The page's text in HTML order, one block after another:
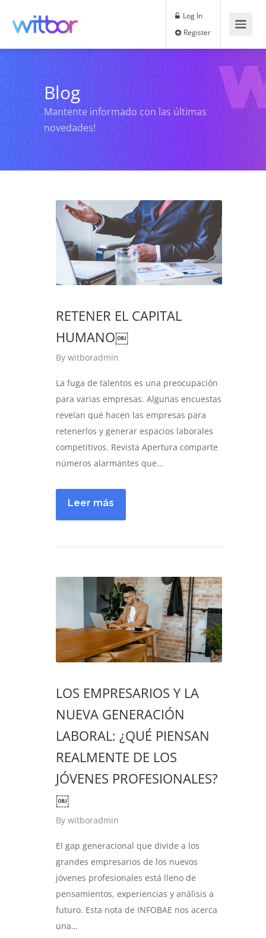
Log In
Blog
Mantente informado con las últimas
novedades!
RETENER EL CAPITAL
HUMANO￼
By witboradmin
La fuga de talentos es una preocupación
para varias empresas. Algunas encuestas
revelan qué hacen las empresas para
retenerlos y generar espacios laborales
competitivos. Revista Apertura comparte
números alarmantes que…
LOS EMPRESARIOS Y LA
NUEVA GENERACIÓN
LABORAL: ¿QUÉ PIENSAN
REALMENTE DE LOS
JÓVENES PROFESIONALES?
￼
By witboradmin
El gap generacional que divide a los
grandes empresarios de los nuevos
jóvenes profesionales está lleno de
pensamientos, experiencias y análisis a
futuro. Esta nota de INFOBAE nos acerca
una…